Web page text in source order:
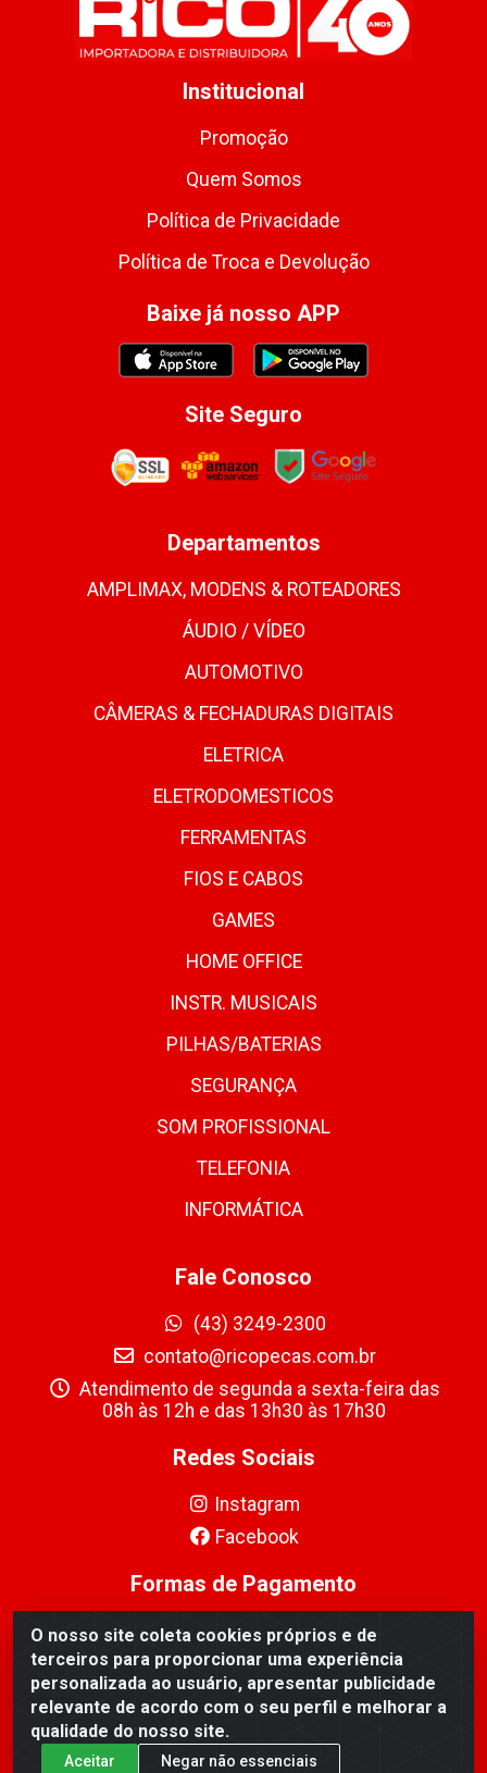
O nosso site coleta cookies próprios e de
terceiros para proporcionar uma experiência
personalizada ao usuário, apresentar publicidade
relevante de acordo com o seu perfil e melhorar a
qualidade do nosso site.
Aceitar Negar não essenciais
Institucional
Promoção
Quem Somos
Política de Privacidade
Política de Troca e Devolução
Baixe já nosso APP
Site Seguro
Departamentos
AMPLIMAX, MODENS & ROTEADORES
ÁUDIO / VÍDEO
AUTOMOTIVO
CÂMERAS & FECHADURAS DIGITAIS
ELETRICA
ELETRODOMESTICOS
FERRAMENTAS
FIOS E CABOS
GAMES
HOME OFFICE
INSTR. MUSICAIS
PILHAS/BATERIAS
SEGURANÇA
SOM PROFISSIONAL
TELEFONIA
INFORMÁTICA
Fale Conosco
(43) 3249-2300
contato@ricopecas.com.br
Atendimento de segunda a sexta-feira das
08h às 12h e das 13h30 às 17h30
Redes Sociais
Instagram
Facebook
Formas de Pagamento
Ricopeças Comércio de componentes Eletrônicos Ltda -
Rua Alicio Francisco Mafra, 968 - Jardim Taroba,
Cambé/PR - CEP 86.191-390 - CNPJ 06.241.208/0001-